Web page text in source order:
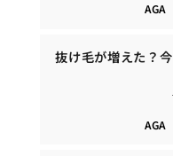
AGA
抜け毛が増えた？
AGA